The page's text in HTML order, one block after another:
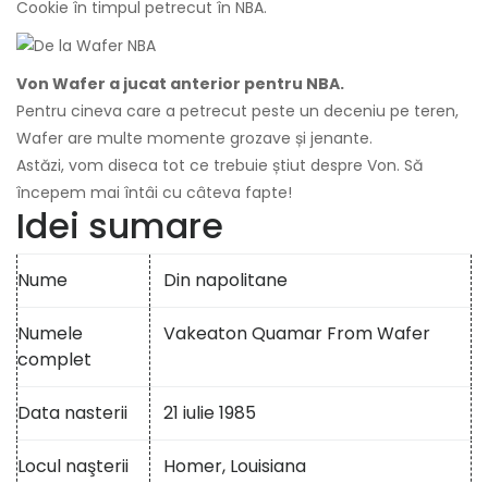
Cookie în timpul petrecut în NBA.
Von Wafer a jucat anterior pentru NBA.
Pentru cineva care a petrecut peste un deceniu pe teren,
Wafer are multe momente grozave și jenante.
Astăzi, vom diseca tot ce trebuie știut despre Von. Să
începem mai întâi cu câteva fapte!
Idei sumare
Nume Din napolitane
Numele
complet
Vakeaton Quamar From Wafer
Data nasterii 21 iulie 1985
Locul naşterii Homer, Louisiana